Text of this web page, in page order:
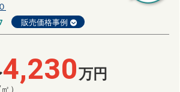
販売価格事例
4,230万円
）